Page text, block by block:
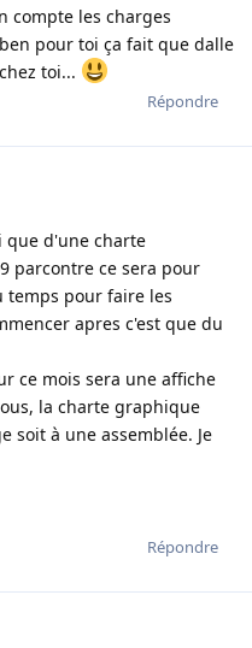
compte les charges
pour toi ça fait que dalle
toi...
Répondre
que d'une charte
parcontre ce sera pour
temps pour faire les
apres c'est que du
ce mois sera une affiche
la charte graphique
soit à une assemblée. Je
Répondre